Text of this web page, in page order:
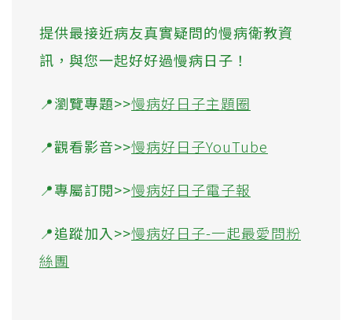
提供最接近病友真實疑問的慢病衛教資
訊，與您一起好好過慢病日子！
📍瀏覽專題>>慢病好日子主題圈
📍觀看影音>>慢病好日子YouTube
📍專屬訂閱>>慢病好日子電子報
📍追蹤加入>>慢病好日子-一起最愛問粉
絲團